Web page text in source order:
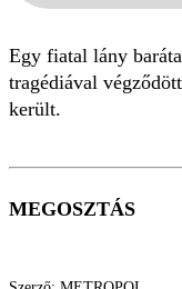
Egy fiatal lány
tragédiával
került.
MEGOSZTÁS